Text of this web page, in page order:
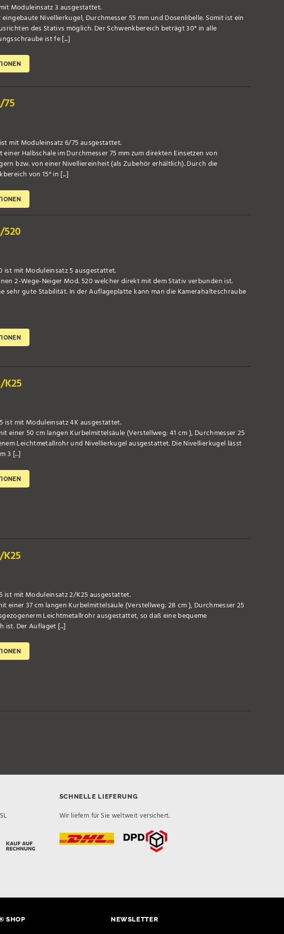
Moduleinsatz 3 ausgestattet.
Nivellierkugel, Durchmesser 55 mm und Dosenlibelle. Somit ist ein
des Stativs möglich. Der Schwenkbereich beträgt 30° in alle
ist fe [...]
75
mit Moduleinsatz 6/75 ausgestattet.
Halbschale im Durchmesser 75 mm zum direkten Einsetzen von
bzw. von einer Nivelliereinheit (als Zubehör erhältlich). Durch die
von 15° in [...]
520
ist mit Moduleinsatz 5 ausgestattet.
2-Wege-Neiger Mod. 520 welcher direkt mit dem Stativ verbunden ist.
sehr gute Stabilität. In der Auflageplatte kann man die Kamerahalteschraube
K25
ist mit Moduleinsatz 4K ausgestattet.
einer 50 cm langen Kurbelmittelsäule (Verstellweg: 41 cm ), Durchmesser 25
Leichtmetallrohr und Nivellierkugel ausgestattet. Die Nivellierkugel lässt
3 [...]
ist mit Moduleinsatz 2/K25 ausgestattet.
einer 37 cm langen Kurbelmittelsäule (Verstellweg: 28 cm ), Durchmesser 25
Leichtmetallrohr ausgestattet, so daß eine bequeme
ist. Der Auflaget [...]
SCHNELLE LIEFERUNG
Wir liefern für Sie weltweit versichert.
SHOP NEWSLETTER